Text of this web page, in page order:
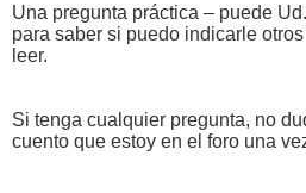
Una pregunta práctica – puede
para saber si puedo indicarle otros
leer.
Si tenga cualquier pregunta, no
cuento que estoy en el foro una